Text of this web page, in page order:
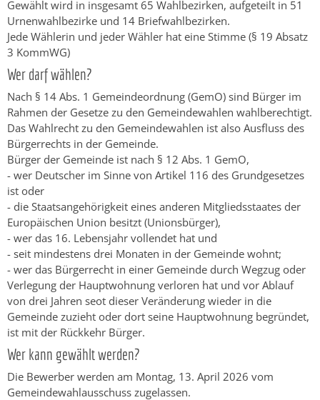
Gewählt wird in insgesamt 65 Wahlbezirken, aufgeteilt in 51
Urnenwahlbezirke und 14 Briefwahlbezirken.
Jede Wählerin und jeder Wähler hat eine Stimme (§ 19 Absatz
3 KommWG)
Wer darf wählen?
Nach § 14 Abs. 1 Gemeindeordnung (GemO) sind Bürger im
Rahmen der Gesetze zu den Gemeindewahlen wahlberechtigt.
Das Wahlrecht zu den Gemeindewahlen ist also Ausfluss des
Bürgerrechts in der Gemeinde.
Bürger der Gemeinde ist nach § 12 Abs. 1 GemO,
- wer Deutscher im Sinne von Artikel 116 des Grundgesetzes
ist oder
- die Staatsangehörigkeit eines anderen Mitgliedsstaates der
Europäischen Union besitzt (Unionsbürger),
- wer das 16. Lebensjahr vollendet hat und
- seit mindestens drei Monaten in der Gemeinde wohnt;
- wer das Bürgerrecht in einer Gemeinde durch Wegzug oder
Verlegung der Hauptwohnung verloren hat und vor Ablauf
von drei Jahren seot dieser Veränderung wieder in die
Gemeinde zuzieht oder dort seine Hauptwohnung begründet,
ist mit der Rückkehr Bürger.
Wer kann gewählt werden?
Die Bewerber werden am Montag, 13. April 2026 vom
Gemeindewahlausschuss zugelassen.